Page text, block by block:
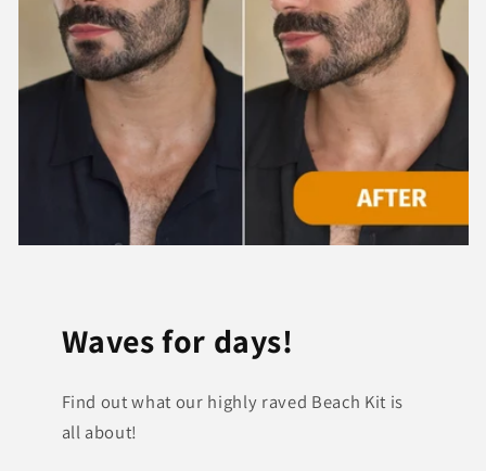
Waves for days!
Find out what our highly raved Beach Kit is
all about!